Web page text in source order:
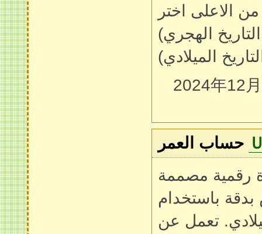
الاعلى اختر
الهجري)
الميلادي)
2024年12
حساب العمر
رقمية مصممة
باستخدام
تعمل عن